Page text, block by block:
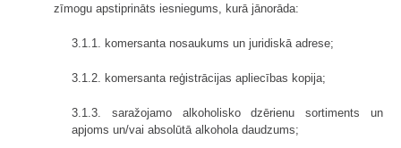
zīmogu apstiprināts iesniegums, kurā jānorāda:
3.1.1. komersanta nosaukums un juridiskā adrese;
3.1.2. komersanta reģistrācijas apliecības kopija;
3.1.3. saražojamo alkoholisko dzērienu sortiments un
apjoms un/vai absolūtā alkohola daudzums;